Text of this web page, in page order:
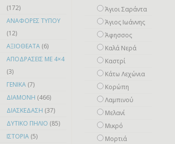
(172)
ΑΝΑΦΟΡΕΣ ΤΥΠΟΥ
(12)
ΑΞΙΟΘΕΑΤΑ (6)
ΑΠΟΔΡΑΣΕΙΣ ΜΕ 4×4
(3)
ΓΕΝΙΚΑ (7)
ΔΙΑΜΟΝΗ (466)
ΔΙΑΣΚΕΔΑΣΗ (37)
ΔΥΤΙΚΟ ΠΗΛΙΟ (85)
ΙΣΤΟΡΙΑ (5)
Άγιοι Σαράντα
Άγιος Ιωάννης
Άφησσος
Καλά Νερά
Καστρί
Κάτω Λεχώνια
Κορώπη
Λαμπινού
Μελανί
Μικρό
Mορτιά